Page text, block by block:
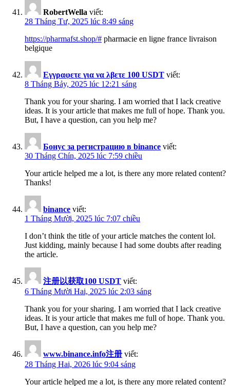
RobertWella viết:
28 Tháng Tư, 2025 lúc 8:49 sáng
https://pharmafst.shop/# pharmacie en ligne france livraison
belgique
Εγγραφετε για να λβετε 100 USDT viết:
8 Tháng Bảy, 2025 lúc 12:21 sáng
Thank you for your sharing. I am worried that I lack creative
ideas. It is your article that makes me full of hope. Thank you.
But, I have a question, can you help me?
Бонус за регистрацию в binance viết:
30 Tháng Chín, 2025 lúc 7:59 chiều
Your article helped me a lot, is there any more related content?
Thanks!
binance viết:
1 Tháng Mười, 2025 lúc 7:07 chiều
I don’t think the title of your article matches the content lol.
Just kidding, mainly because I had some doubts after reading
the article.
注册以获取100 USDT viết:
6 Tháng Mười Hai, 2025 lúc 2:03 sáng
Thank you for your sharing. I am worried that I lack creative
ideas. It is your article that makes me full of hope. Thank you.
But, I have a question, can you help me?
www.binance.info注册 viết:
28 Tháng Hai, 2026 lúc 9:04 sáng
Your article helped me a lot, is there any more related content?